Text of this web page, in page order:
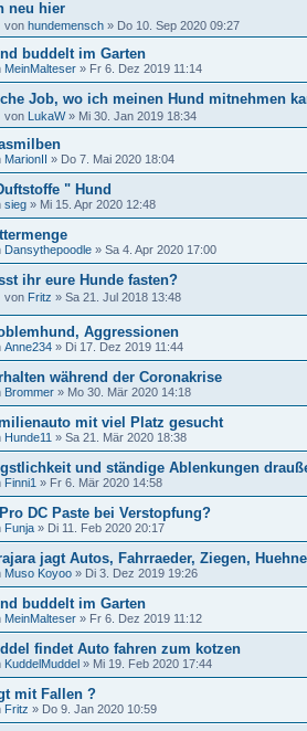
neu hier
von hundemensch » Do 10. Sep 2020 09:27
buddelt im Garten
MeinMalteser » Fr 6. Dez 2019 11:14
Job, wo ich meinen Hund mitnehmen
von LukaW» Mi 30. Jan 2019 18:34
MarionII » Do 7. Mai 2020 18:04
" Hund
sieg » Mi 15. Apr 2020 12:48
Dansythepoodle » Sa 4. Apr 2020 17:00
ihr eure Hunde fasten?
von Fritz » Sa 21. Jul 2018 13:48
Aggressionen
Anne234 » Di 17. Dez 2019 11:44
während der Coronakrise
Brommer » Mo 30. Mär 2020 14:18
mit viel Platz gesucht
Hunde11 » Sa 21. Mär 2020 18:38
und ständige Ablenkungen
Finni1 » Fr 6. Mär 2020 14:58
Pro DC Paste bei Verstopfung?
Funja » Di 11. Feb 2020 20:17
jagt Autos, Fahrraeder, Ziegen,
Muso Koyoo » Di 3. Dez 2019 19:26
buddelt im Garten
MeinMalteser » Fr 6. Dez 2019 11:12
findet Auto fahren zum kotzen
KuddelMuddel » Mi 19. Feb 2020 17:44
mit Fallen ?
Fritz » Do 9. Jan 2020 10:59